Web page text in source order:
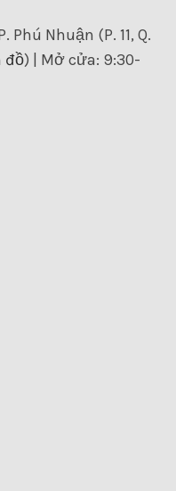
Phú Nhuận (P. 11, Q.
đồ) | Mở cửa: 9:30-